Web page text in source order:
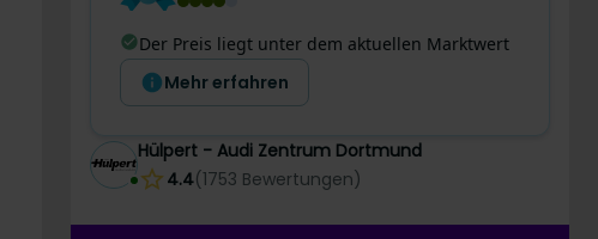
Der Preis liegt unter dem aktuellen Marktwert
Mehr erfahren
Hülpert - Audi Zentrum Dortmund
4.4(1753 Bewertungen)